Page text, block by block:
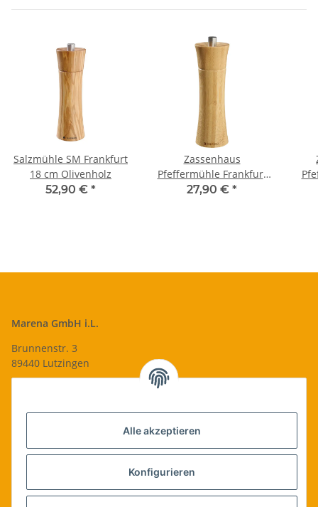
Alle akzeptieren
Konfigurieren
Salzmühle SM Frankfurt
18 cm Olivenholz
52,90 € *
Zassenhaus
Pfeffermühle Frankfurt
18 cm Bambus
27,90 € *
Marena GmbH i.L.
Brunnenstr. 3
89440 Lutzingen